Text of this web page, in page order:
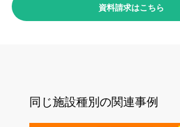
資料請求はこちら
同じ施設種別の関連事例